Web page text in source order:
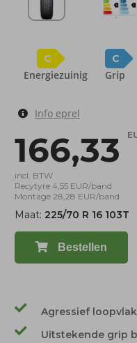
C
Energiezuinig
C
Grip
Info eprel
166,33
incl. BTW
Recytyre 4,55 EUR/band
Montage 28,28 EUR/band
Maat: 225/70 R 16 103T
Bestellen
Agressief
Uitstekende grip